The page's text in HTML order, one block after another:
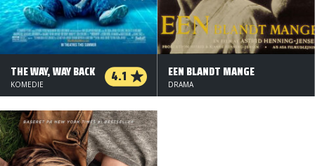
THE WAY, WAY BACK 4.1
KOMEDIE
EEN BLANDT MANGE
DRAMA